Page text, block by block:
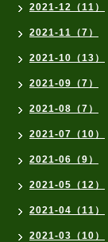
2021-12（11）
2021-11（7）
2021-10（13）
2021-09（7）
2021-08（7）
2021-07（10）
2021-06（9）
2021-05（12）
2021-04（11）
2021-03（10）